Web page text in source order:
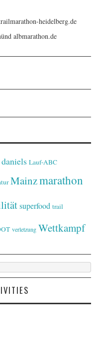
heidelberg.de
albmarathon.de
Lauf-ABC
Mainzmarathon
superfood trail
verletzung Wettkampf